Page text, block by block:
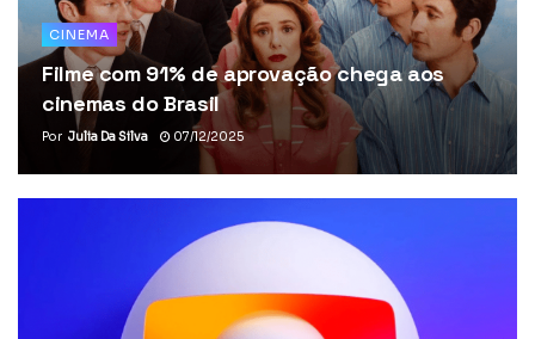
CINEMA
Filme com 91% de aprovação chega aos
cinemas do Brasil
Por Julia Da Silva 07/12/2025